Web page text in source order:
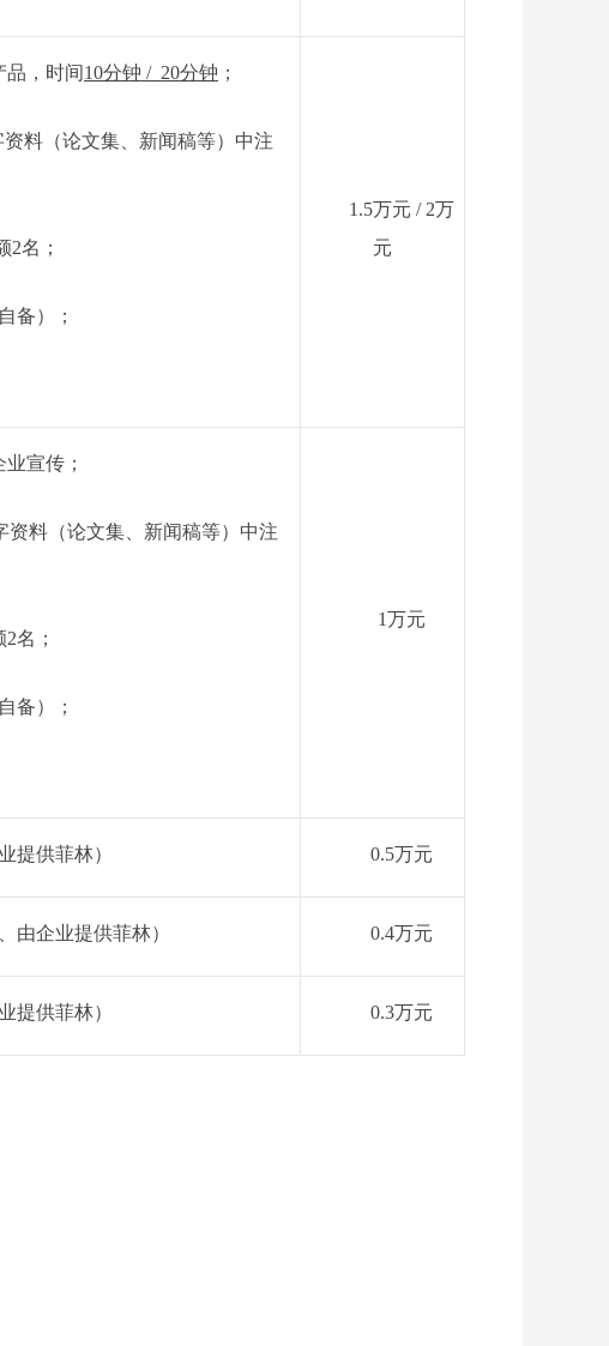
品，时间10分钟 / 20分钟 ；
料（论文集、新闻稿等）中注
2名；
备）；
1.5万元 / 2万
元
宣传；
资料（论文集、新闻稿等）中注
2名；
备）；
1万元
提供菲林） 0.5万元
由企业提供菲林） 0.4万元
提供菲林） 0.3万元